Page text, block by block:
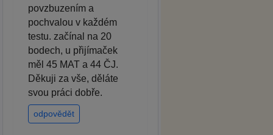
povzbuzením a
pochvalou v každém
testu. začínal na 20
bodech, u přijímaček
měl 45 MAT a 44 ČJ.
Děkuji za vše, děláte
svou práci dobře.
odpovědět